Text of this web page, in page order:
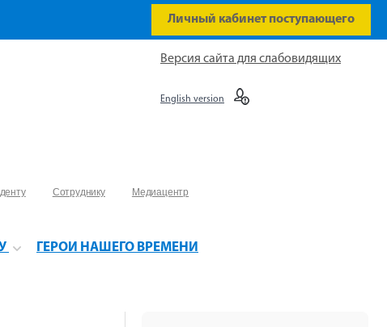
Личный кабинет поступающего
Сотруднику
Медиацентр
ГЕРОИ НАШЕГО ВРЕМЕНИ
Версия сайта для слабовидящих
English version